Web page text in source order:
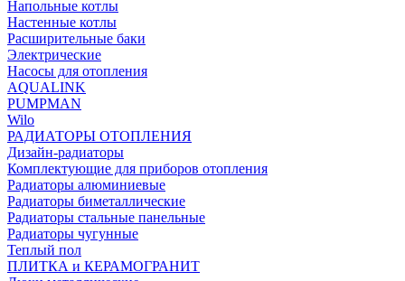
Напольные котлы
Настенные котлы
Расширительные баки
Электрические
Насосы для отопления
AQUALINK
PUMPMAN
Wilo
РАДИАТОРЫ ОТОПЛЕНИЯ
Дизайн-радиаторы
Комплектующие для приборов отопления
Радиаторы алюминиевые
Радиаторы биметаллические
Радиаторы стальные панельные
Радиаторы чугунные
Теплый пол
ПЛИТКА и КЕРАМОГРАНИТ